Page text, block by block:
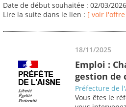
Date de début souhaitée : 02/03/2026
Lire la suite dans le lien : [ voir
18/11/2025
Emploi :
gestion de
Préfecture de
Vous êtes le